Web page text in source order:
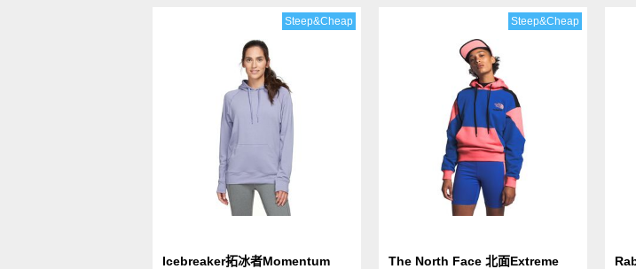
Steep&Cheap
Icebreaker拓冰者Momentum
Steep&Cheap
The North Face 北面Extreme